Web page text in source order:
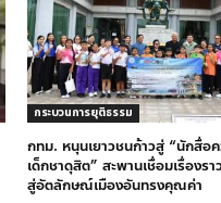
กระบวนการยุติธรรม
กทม. หนุนเยาวชนก้าวสู่ “นักสื่อ
เด็กชาดุสิต” สะพานเชื่อมเรื่องร
สู่อัตลักษณ์เมืองอันทรงคุณค่า